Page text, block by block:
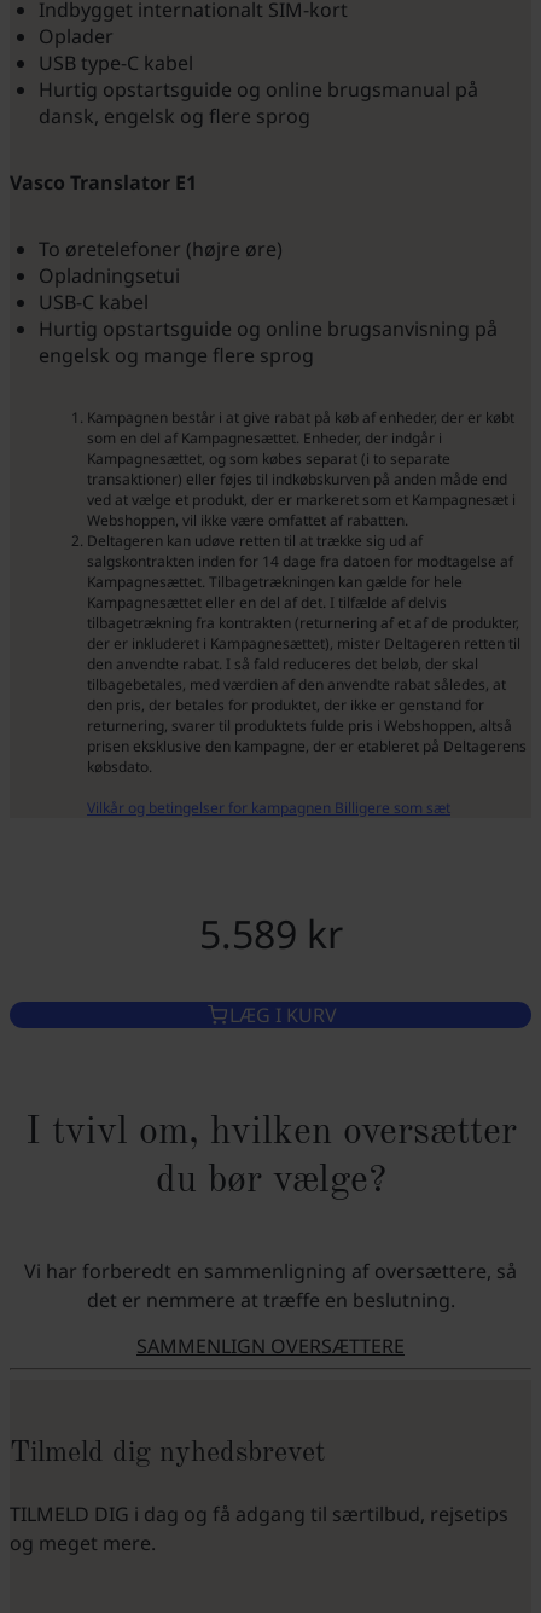
Indbygget internationalt SIM-kort
Oplader
USB type-C kabel
Hurtig opstartsguide og online brugsmanual på
dansk, engelsk og flere sprog
Vasco Translator E1
To øretelefoner (højre øre)
Opladningsetui
USB-C kabel
Hurtig opstartsguide og online brugsanvisning på
engelsk og mange flere sprog
Kampagnen består i at give rabat på køb af enheder, der er købt
som en del af Kampagnesættet. Enheder, der indgår i
Kampagnesættet, og som købes separat (i to separate
transaktioner) eller føjes til indkøbskurven på anden måde end
ved at vælge et produkt, der er markeret som et Kampagnesæt i
Webshoppen, vil ikke være omfattet af rabatten.
Deltageren kan udøve retten til at trække sig ud af
salgskontrakten inden for 14 dage fra datoen for modtagelse af
Kampagnesættet. Tilbagetrækningen kan gælde for hele
Kampagnesættet eller en del af det. I tilfælde af delvis
tilbagetrækning fra kontrakten (returnering af et af de produkter,
der er inkluderet i Kampagnesættet), mister Deltageren retten til
den anvendte rabat. I så fald reduceres det beløb, der skal
tilbagebetales, med værdien af den anvendte rabat således, at
den pris, der betales for produktet, der ikke er genstand for
returnering, svarer til produktets fulde pris i Webshoppen, altså
prisen eksklusive den kampagne, der er etableret på Deltagerens
købsdato.
Vilkår og betingelser for kampagnen Billigere som sæt
5.589 kr
LÆG I KURV
I tvivl om, hvilken oversætter
du bør vælge?
Vi har forberedt en sammenligning af oversættere, så
det er nemmere at træffe en beslutning.
SAMMENLIGN OVERSÆTTERE
Tilmeld dig nyhedsbrevet
TILMELD DIG i dag og få adgang til særtilbud, rejsetips
og meget mere.